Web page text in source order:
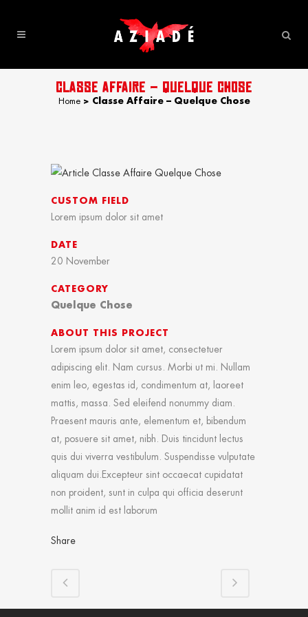
CLASSE AFFAIRE – QUELQUE CHOSE
Home> Classe Affaire – Quelque Chose
CUSTOM FIELD
Lorem ipsum dolor sit amet
DATE
20 November
CATEGORY
Quelque Chose
ABOUT THIS PROJECT
Lorem ipsum dolor sit amet, consectetuer
adipiscing elit. Nam cursus. Morbi ut mi. Nullam
enim leo, egestas id, condimentum at, laoreet
mattis, massa. Sed eleifend nonummy diam.
Praesent mauris ante, elementum et, bibendum
at, posuere sit amet, nibh. Duis tincidunt lectus
quis dui viverra vestibulum. Suspendisse vulputate
aliquam dui.Excepteur sint occaecat cupidatat
non proident, sunt in culpa qui officia deserunt
mollit anim id est laborum
Share